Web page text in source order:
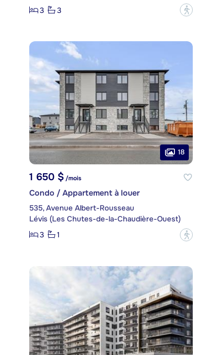
3
3 ?
18
1 650 $ /mois
Condo / Appartement à louer
535, Avenue Albert-Rousseau
Lévis (Les Chutes-de-la-Chaudière-Ouest)
3
1 ?